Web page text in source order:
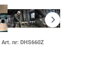
Art. nr: DHS660Z